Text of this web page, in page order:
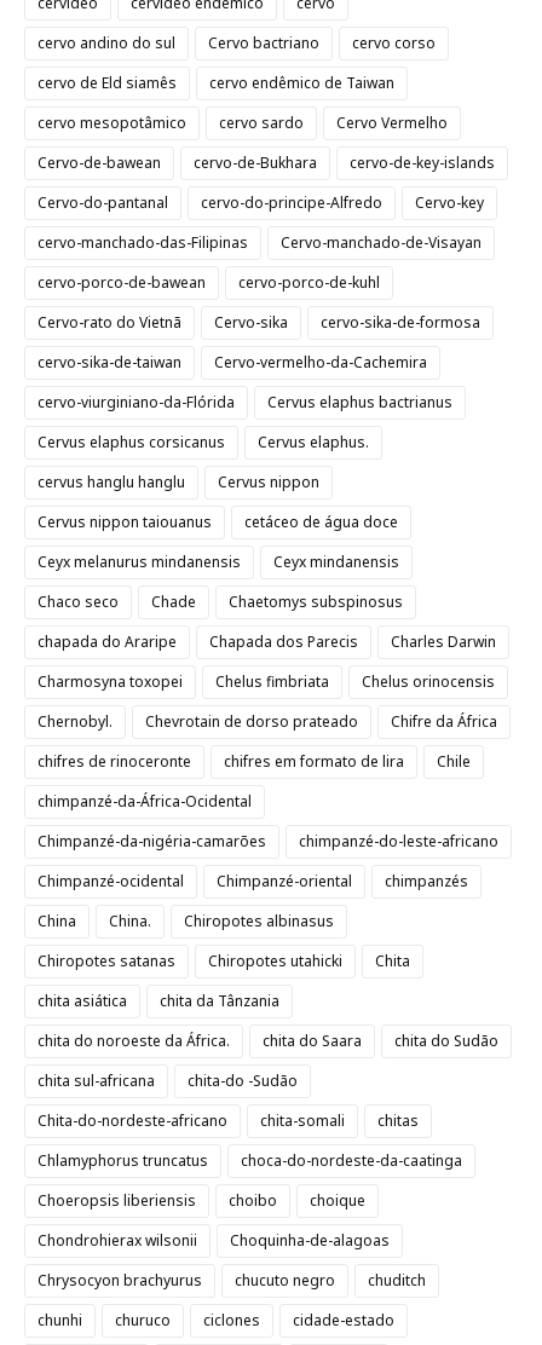
cervo andino do sul
Cervo bactriano
cervo corso
cervo de Eld siamês
cervo endêmico de Taiwan
cervo mesopotâmico
cervo sardo
Cervo Vermelho
Cervo-de-bawean
cervo-de-Bukhara
cervo-de-key-islands
Cervo-do-pantanal
cervo-do-principe-Alfredo
Cervo-key
cervo-manchado-das-Filipinas
Cervo-manchado-de-Visayan
cervo-porco-de-bawean
cervo-porco-de-kuhl
Cervo-rato do Vietnã
Cervo-sika
cervo-sika-de-formosa
cervo-sika-de-taiwan
Cervo-vermelho-da-Cachemira
cervo-viurginiano-da-Flórida
Cervus elaphus bactrianus
Cervus elaphus corsicanus
Cervus elaphus.
cervus hanglu hanglu
Cervus nippon
Cervus nippon taiouanus
cetáceo de água doce
Ceyx melanurus mindanensis
Ceyx mindanensis
Chaco seco
Chade
Chaetomys subspinosus
chapada do Araripe
Chapada dos Parecis
Charles Darwin
Charmosyna toxopei
Chelus fimbriata
Chelus orinocensis
Chernobyl.
Chevrotain de dorso prateado
Chifre da África
chifres de rinoceronte
chifres em formato de lira
Chile
chimpanzé-da-África-Ocidental
Chimpanzé-da-nigéria-camarões
chimpanzé-do-leste-africano
Chimpanzé-ocidental
Chimpanzé-oriental
chimpanzés
China
China.
Chiropotes albinasus
Chiropotes satanas
Chiropotes utahicki
Chita
chita asiática
chita da Tânzania
chita do noroeste da África.
chita do Saara
chita do Sudão
chita sul-africana
chita-do -Sudão
Chita-do-nordeste-africano
chita-somali
chitas
Chlamyphorus truncatus
choca-do-nordeste-da-caatinga
Choeropsis liberiensis
choibo
choique
Chondrohierax wilsonii
Choquinha-de-alagoas
Chrysocyon brachyurus
chucuto negro
chuditch
chunhi
churuco ciclones
cidade-estado